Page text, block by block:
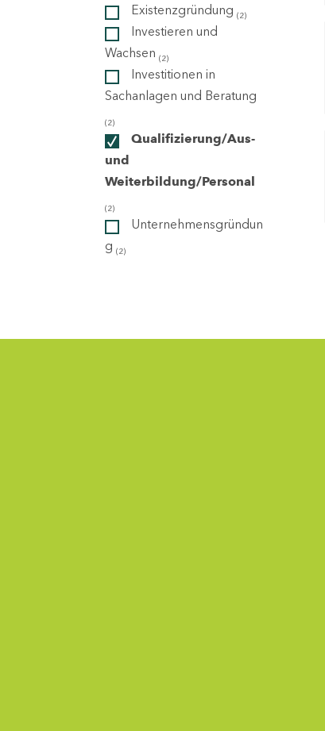
Existenzgründung (2)
Investieren und
Wachsen (2)
Investitionen in
Sachanlagen und Beratung
(2)
Qualifizierung/Aus-
und
Weiterbildung/Personal
(2)
Unternehmensgründun
g (2)